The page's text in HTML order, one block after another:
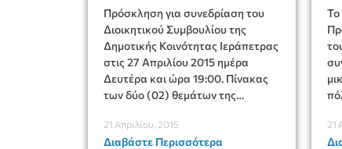
Πρόσκληση για συνεδρίαση του
Διοικητικού Συμβουλίου της
Δημοτικής Κοινότητας Ιεράπετρας
στις 27 Απριλίου 2015 ημέρα
Δευτέρα και ώρα 19:00. Πίνακας
των δύο (02) θεμάτων της
21 Απριλίου, 2015
Διαβάστε Περισσότερα
Το
21